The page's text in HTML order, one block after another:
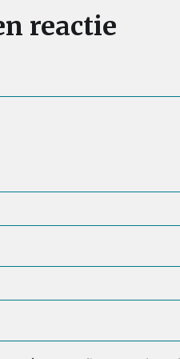
reactie